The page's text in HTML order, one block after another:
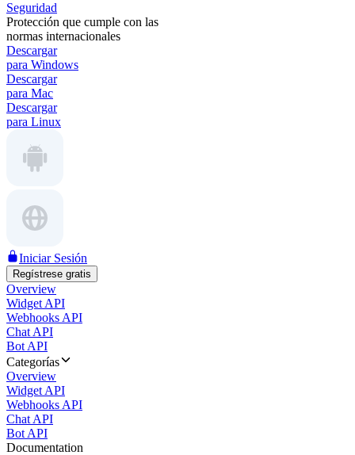
Seguridad
Protección que cumple con las
normas internacionales
Descargar
para Windows
Descargar
para Mac
Descargar
para Linux
Iniciar Sesión
Regístrese gratis
Overview
Widget API
Webhooks API
Chat API
Bot API
Categorías
Overview
Widget API
Webhooks API
Chat API
Bot API
Documentation